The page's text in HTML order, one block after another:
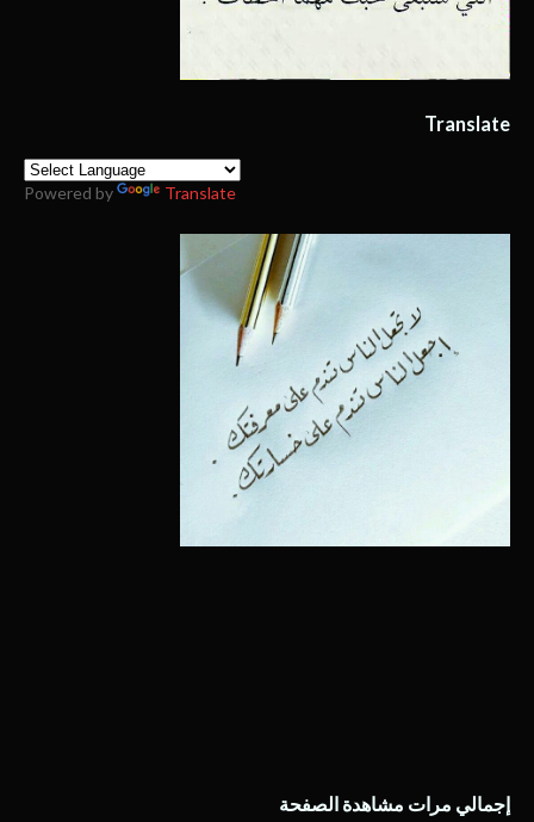
Translate
Powered by Translate
إجمالي مرات مشاهدة الصفحة